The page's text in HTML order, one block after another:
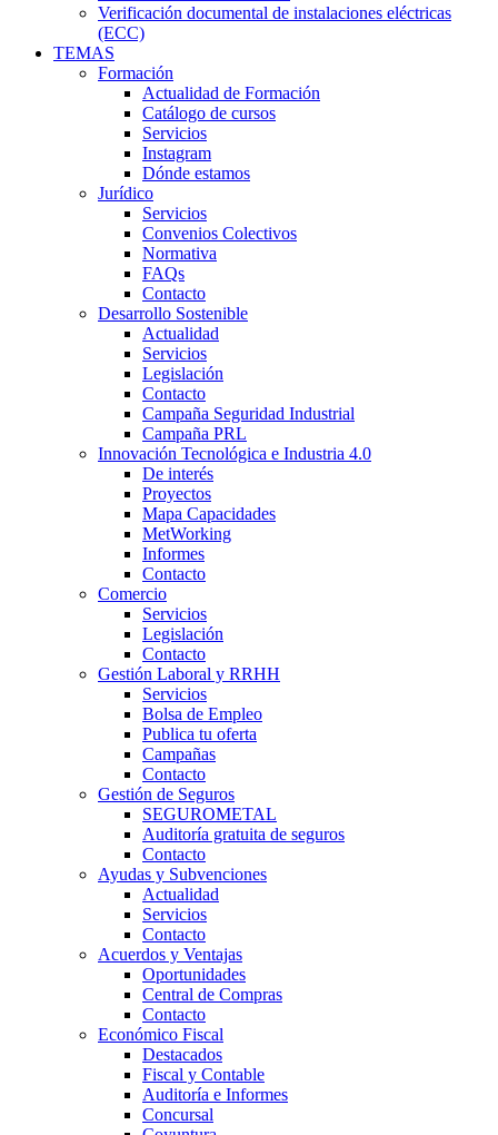
Verificación documental de instalaciones eléctricas
(ECC)
TEMAS
Formación
Actualidad de Formación
Catálogo de cursos
Servicios
Instagram
Dónde estamos
Jurídico
Servicios
Convenios Colectivos
Normativa
FAQs
Contacto
Desarrollo Sostenible
Actualidad
Servicios
Legislación
Contacto
Campaña Seguridad Industrial
Campaña PRL
Innovación Tecnológica e Industria 4.0
De interés
Proyectos
Mapa Capacidades
MetWorking
Informes
Contacto
Comercio
Servicios
Legislación
Contacto
Gestión Laboral y RRHH
Servicios
Bolsa de Empleo
Publica tu oferta
Campañas
Contacto
Gestión de Seguros
SEGUROMETAL
Auditoría gratuita de seguros
Contacto
Ayudas y Subvenciones
Actualidad
Servicios
Contacto
Acuerdos y Ventajas
Oportunidades
Central de Compras
Contacto
Económico Fiscal
Destacados
Fiscal y Contable
Auditoría e Informes
Concursal